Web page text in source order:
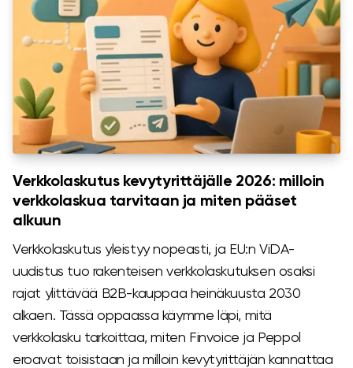
Verkkolaskutus kevytyrittäjälle 2026: milloin
verkkolaskua tarvitaan ja miten pääset
alkuun
Verkkolaskutus yleistyy nopeasti, ja EU:n ViDA-
uudistus tuo rakenteisen verkkolaskutuksen osaksi
rajat ylittävää B2B-kauppaa heinäkuusta 2030
alkaen. Tässä oppaassa käymme läpi, mitä
verkkolasku tarkoittaa, miten Finvoice ja Peppol
eroavat toisistaan ja milloin kevytyrittäjän kannattaa